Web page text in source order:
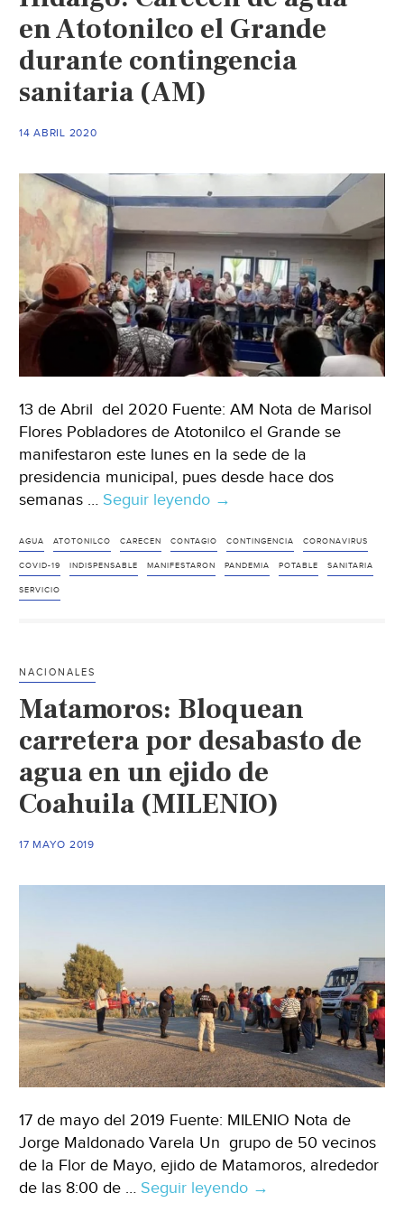
Jornada)
en Atotonilco el Grande
durante contingencia
sanitaria (AM)
14 ABRIL 2020
13 de Abril del 2020 Fuente: AM Nota de Marisol
Flores Pobladores de Atotonilco el Grande se
manifestaron este lunes en la sede de la
presidencia municipal, pues desde hace dos
semanas … Seguir leyendo Hidalgo:
de
agua
contingencia
sanitaria
(AM)
→
AGUA ATOTONILCO CARECEN CONTAGIO CONTINGENCIA CORONAVIRUS
COVID-19 INDISPENSABLE MANIFESTARON PANDEMIA POTABLE SANITARIA
SERVICIO
NACIONALES
Matamoros: Bloquean
carretera por desabasto de
agua en un ejido de
Coahuila (MILENIO)
17 MAYO 2019
17 de mayo del 2019 Fuente: MILENIO Nota de
Jorge Maldonado Varela Un grupo de 50 vecinos
de la Flor de Mayo, ejido de Matamoros, alrededor
de las 8:00 de … Seguir leyendo Matamoros:
→